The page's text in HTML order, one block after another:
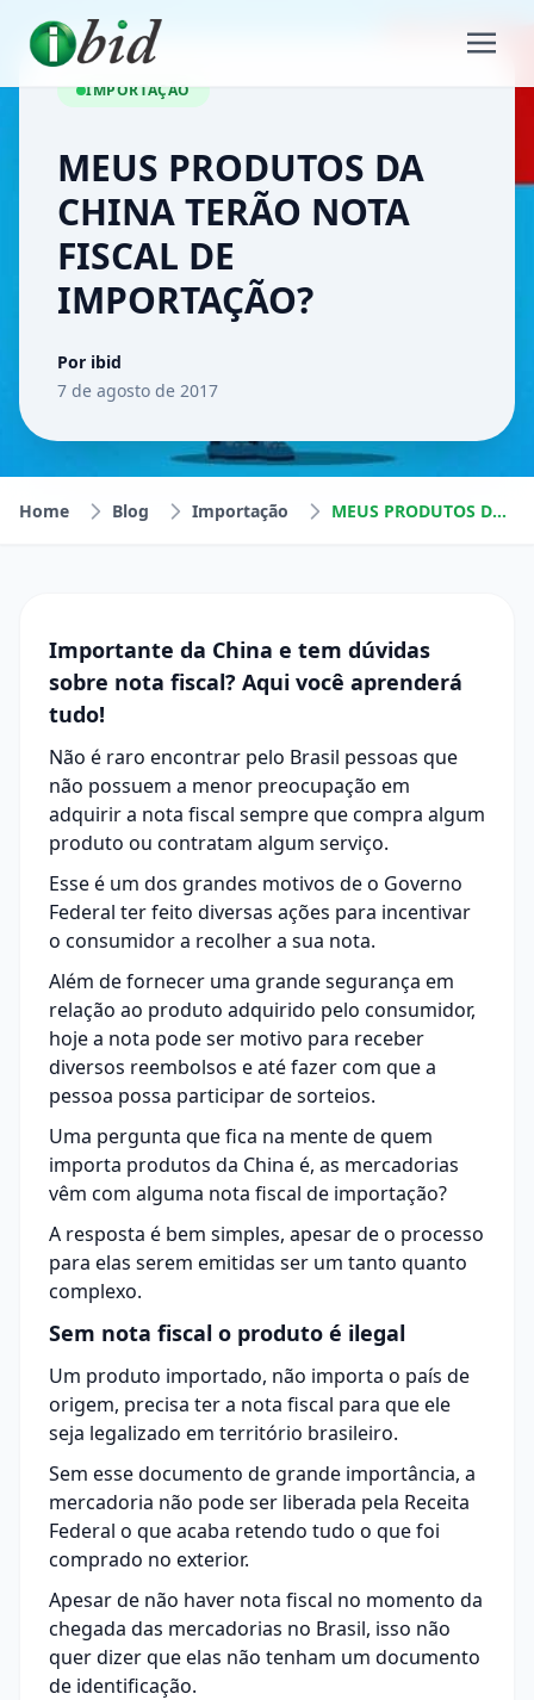
IMPORTAÇÃO
MEUS PRODUTOS DA
CHINA TERÃO NOTA
FISCAL DE
IMPORTAÇÃO?
Por ibid
7 de agosto de 2017
Home Blog Importação MEUS PRODUTOS DA CHINA TERÃO NOTA FISCAL DE IMPORTAÇÃO?
Importante da China e tem dúvidas
sobre nota fiscal? Aqui você aprenderá
tudo!
Não é raro encontrar pelo Brasil pessoas que
não possuem a menor preocupação em
adquirir a nota fiscal sempre que compra algum
produto ou contratam algum serviço.
Esse é um dos grandes motivos de o Governo
Federal ter feito diversas ações para incentivar
o consumidor a recolher a sua nota.
Além de fornecer uma grande segurança em
relação ao produto adquirido pelo consumidor,
hoje a nota pode ser motivo para receber
diversos reembolsos e até fazer com que a
pessoa possa participar de sorteios.
Uma pergunta que fica na mente de quem
importa produtos da China é, as mercadorias
vêm com alguma nota fiscal de importação?
A resposta é bem simples, apesar de o processo
para elas serem emitidas ser um tanto quanto
complexo.
Sem nota fiscal o produto é ilegal
Um produto importado, não importa o país de
origem, precisa ter a nota fiscal para que ele
seja legalizado em território brasileiro.
Sem esse documento de grande importância, a
mercadoria não pode ser liberada pela Receita
Federal o que acaba retendo tudo o que foi
comprado no exterior.
Apesar de não haver nota fiscal no momento da
chegada das mercadorias no Brasil, isso não
quer dizer que elas não tenham um documento
de identificação.